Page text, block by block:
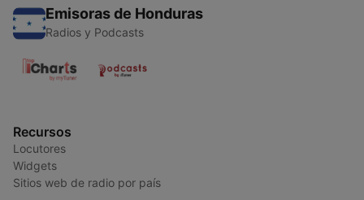
Emisoras de Honduras
Radios y Podcasts
Recursos
Locutores
Widgets
Sitios web de radio por país